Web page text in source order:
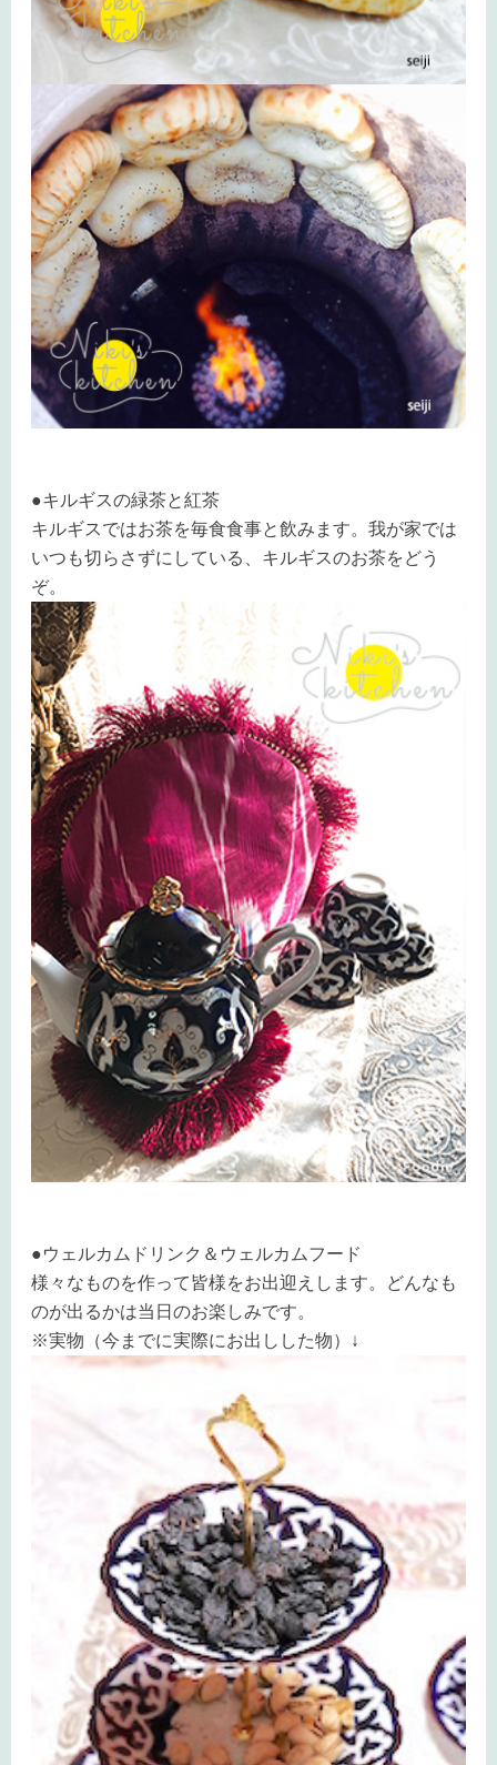
●キルギスの緑茶と紅茶
キルギスではお茶を毎食食事と飲みます。我が家では
いつも切らさずにしている、キルギスのお茶をどう
ぞ。
●ウェルカムドリンク＆ウェルカムフード
様々なものを作って皆様をお出迎えします。どんなも
のが出るかは当日のお楽しみです。
※実物（今までに実際にお出しした物）
↓